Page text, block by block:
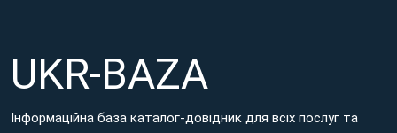
voluptatem aut neque galisum hic aliquid facilis et adipisci
voluptates!
Non ratione dolorem aut minima ipsum sed ratione ipsam
UKR-BAZA
Інформаційна база каталог-довідник для всіх послуг та